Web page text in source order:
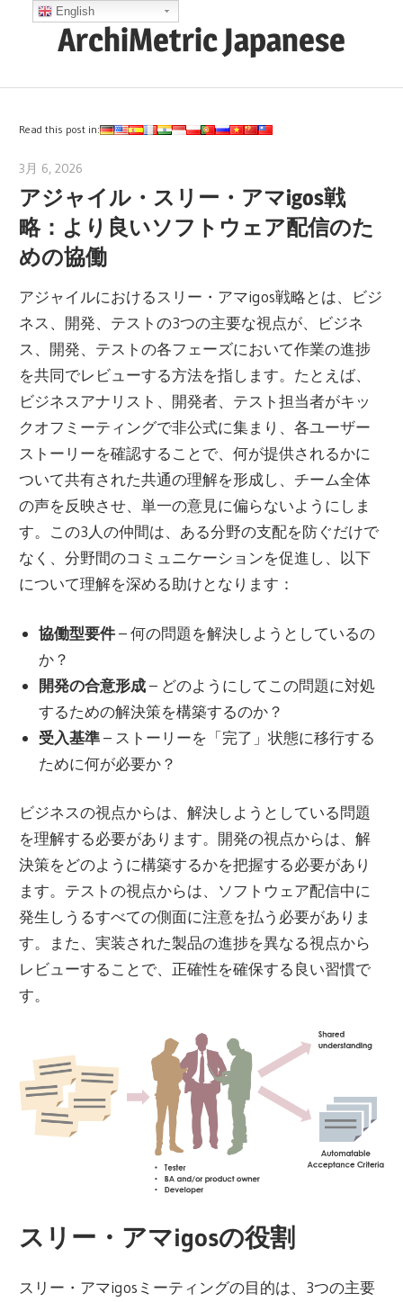
ン
ArchiMetric Japanese
Ops,
Agile
and
More
Read this post in:
3月 6, 2026
アジャイル・スリー・アマigos戦
略：より良いソフトウェア配信のた
めの協働
アジャイルにおけるスリー・アマigos戦略とは、ビジ
ネス、開発、テストの3つの主要な視点が、ビジネ
ス、開発、テストの各フェーズにおいて作業の進捗
を共同でレビューする方法を指します。たとえば、
ビジネスアナリスト、開発者、テスト担当者がキッ
クオフミーティングで非公式に集まり、各ユーザー
ストーリーを確認することで、何が提供されるかに
ついて共有された共通の理解を形成し、チーム全体
の声を反映させ、単一の意見に偏らないようにしま
す。この3人の仲間は、ある分野の支配を防ぐだけで
なく、分野間のコミュニケーションを促進し、以下
について理解を深める助けとなります：
協働型要件– 何の問題を解決しようとしているの
か？
開発の合意形成– どのようにしてこの問題に対処
するための解決策を構築するのか？
受入基準– ストーリーを「完了」状態に移行する
ために何が必要か？
ビジネスの視点からは、解決しようとしている問題
を理解する必要があります。開発の視点からは、解
決策をどのように構築するかを把握する必要があり
ます。テストの視点からは、ソフトウェア配信中に
発生しうるすべての側面に注意を払う必要がありま
す。また、実装された製品の進捗を異なる視点から
レビューすることで、正確性を確保する良い習慣で
す。
スリー・アマigosの役割
スリー・アマigosミーティングの目的は、3つの主要
English